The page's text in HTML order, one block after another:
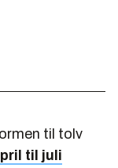
til tolv
til juli